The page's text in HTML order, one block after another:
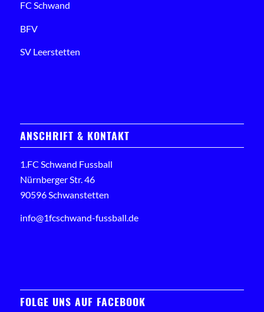
FC Schwand
BFV
SV Leerstetten
ANSCHRIFT & KONTAKT
1.FC Schwand Fussball
Nürnberger Str. 46
90596 Schwanstetten
info@1fcschwand-fussball.de
FOLGE UNS AUF FACEBOOK